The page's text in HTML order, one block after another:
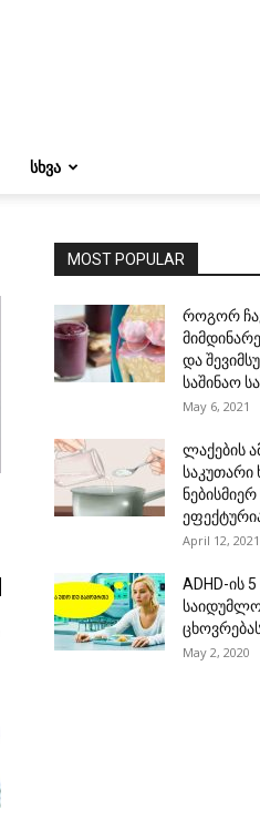
ᲡᲮᲕᲐ
MOST POPULAR
როგორ
და
საშინაო
May 6, 2021
ლაქების
April 12, 2021
ADHD-ის
May 2, 2020